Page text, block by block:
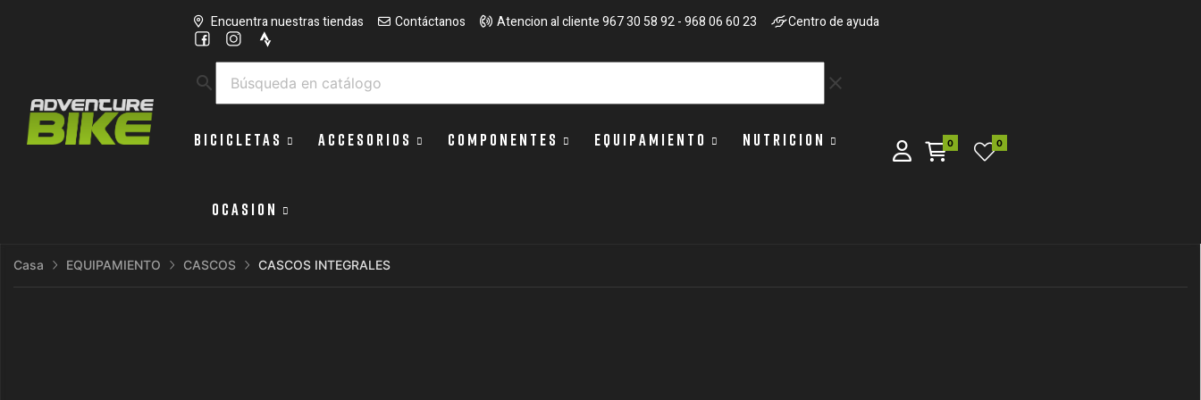
Encuentra nuestras tiendas Contáctanos Atencion al cliente 967 30 58 92 - 968 06 60 23 Centro de ayuda
search clear
BICICLETAS ACCESORIOS COMPONENTES EQUIPAMIENTO NUTRICION
OCASION
0 0
Casa EQUIPAMIENTO CASCOS CASCOS INTEGRALES